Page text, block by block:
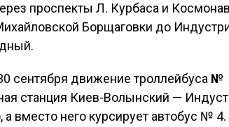
проспекты Л. Курбаса и
Борщаговки до
сентября движение троллейбуса №
станция Киев-Волынский —
а вместо него курсирует автобус №